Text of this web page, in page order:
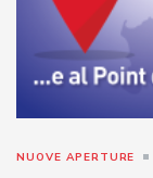
NUOVE APERTURE